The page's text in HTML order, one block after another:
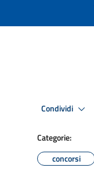
Condividi
Categorie:
concorsi